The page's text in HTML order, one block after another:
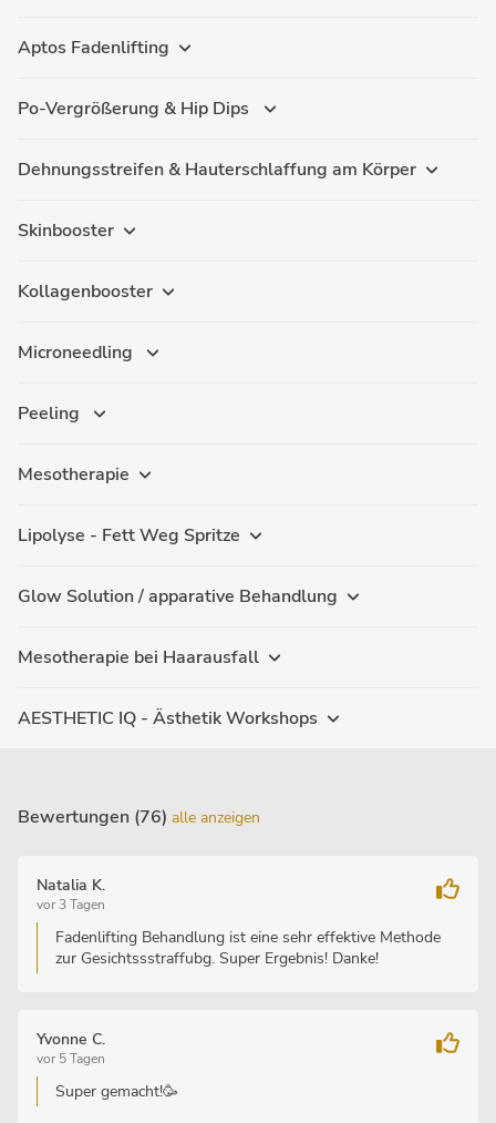
Aptos Fadenlifting
Po-Vergrößerung & Hip Dips
Dehnungsstreifen & Hauterschlaffung am Körper
Skinbooster
Kollagenbooster
Microneedling
Peeling
Mesotherapie
Lipolyse - Fett Weg Spritze
Glow Solution / apparative Behandlung
Mesotherapie bei Haarausfall
AESTHETIC IQ - Ästhetik Workshops
Bewertungen (76) alle anzeigen
Natalia K.
vor 3 Tagen
Fadenlifting Behandlung ist eine sehr effektive Methode
zur Gesichtssstraffubg. Super Ergebnis! Danke!
Yvonne C.
vor 5 Tagen
Super gemacht!🥳